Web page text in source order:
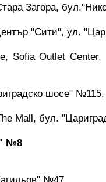
Загора,
"Сити", ул.
Sofia Outlet Center,
шосе" №115,
Mall, бул.
№8
№47